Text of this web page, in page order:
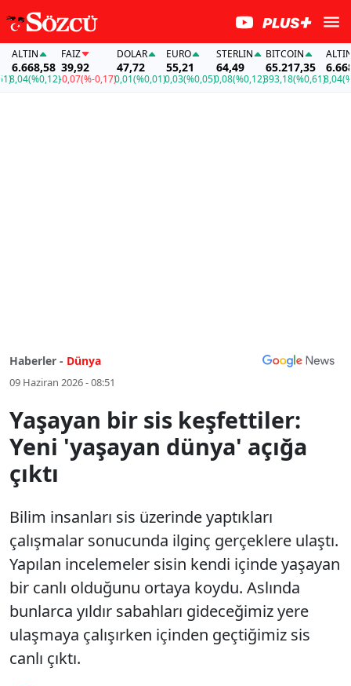
(%0,12)
FAİZ
39,92
-0,07(%-0,17)
DOLAR
47,72
0,01(%0,01)
EURO
55,21
0,03(%0,05)
STERLIN
64,49
0,08(%0,12)
BITCOIN
65.217,35
393,18(%0,61)
ALTIN
8,04
Haberler - Dünya
09 Haziran 2026 - 08:51
Yaşayan bir sis keşfettiler:
Yeni 'yaşayan dünya' açığa
çıktı
Bilim insanları sis üzerinde yaptıkları
çalışmalar sonucunda ilginç gerçeklere ulaştı.
Yapılan incelemeler sisin kendi içinde yaşayan
bir canlı olduğunu ortaya koydu. Aslında
bunlarca yıldır sabahları gideceğimiz yere
ulaşmaya çalışırken içinden geçtiğimiz sis
canlı çıktı.